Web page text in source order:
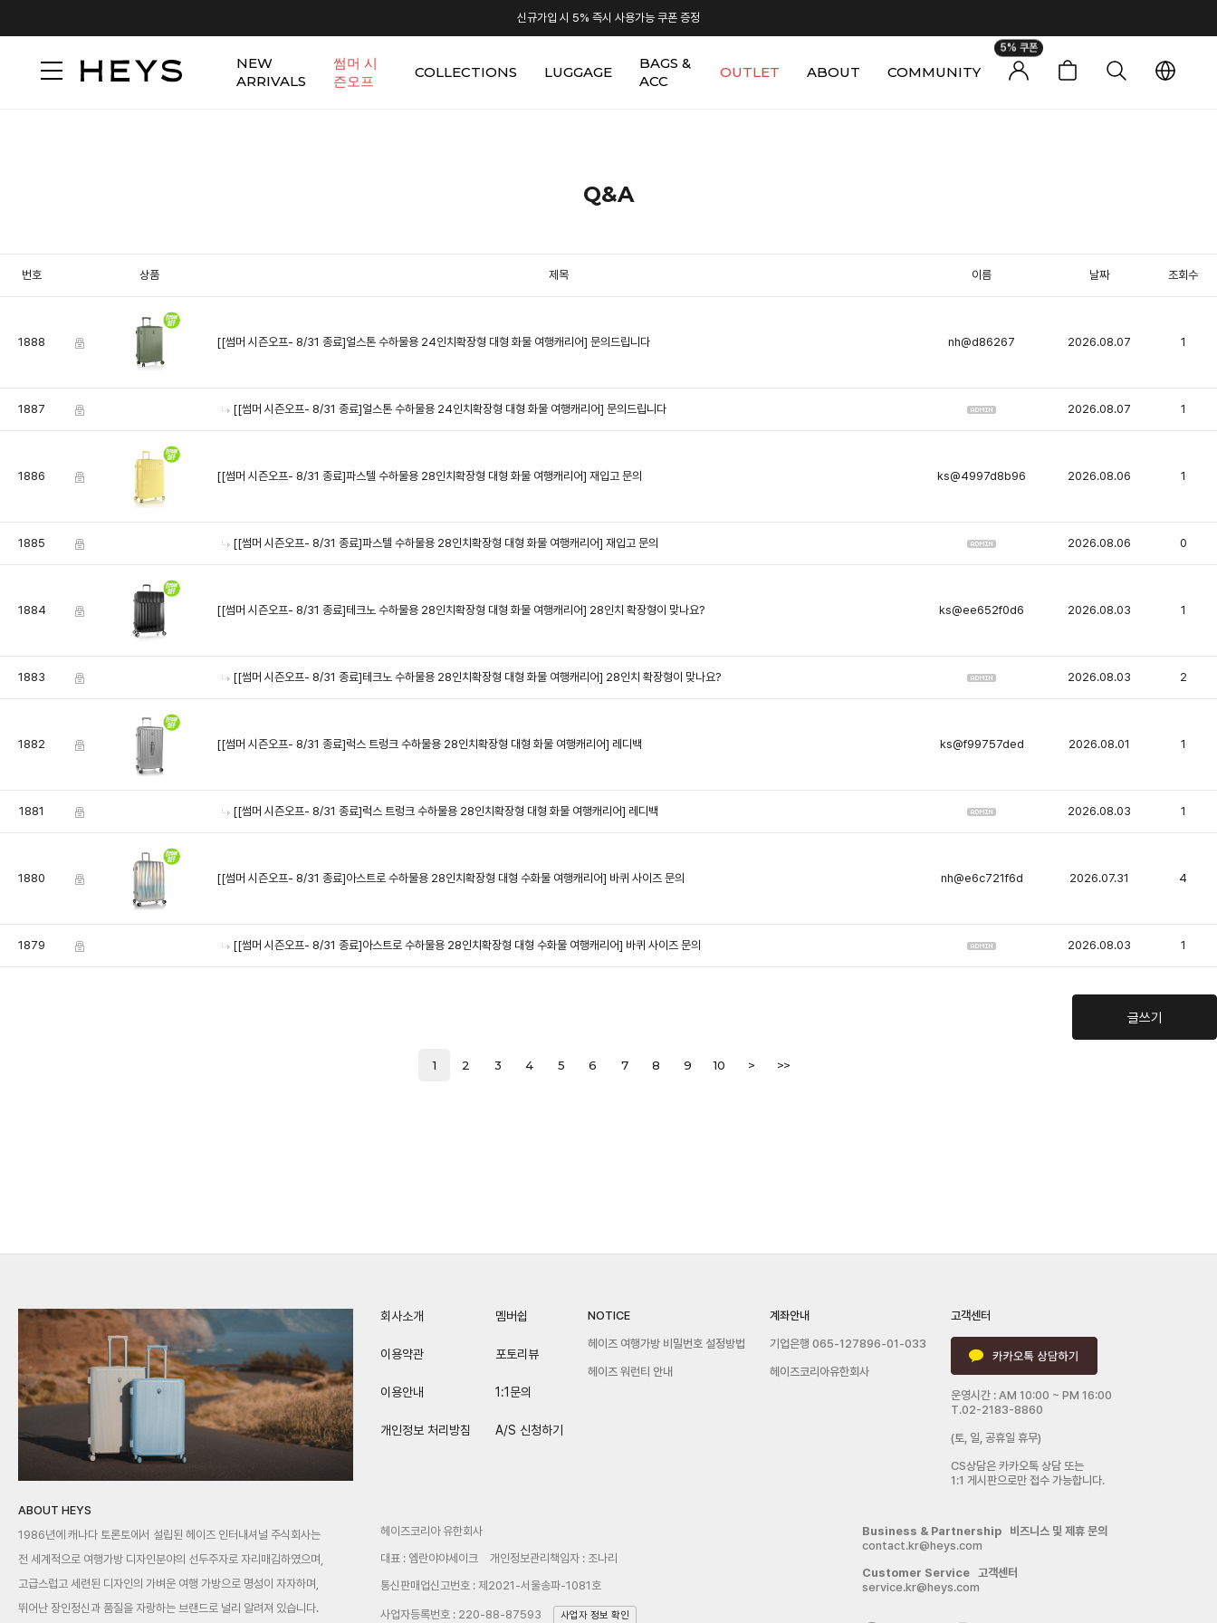
신규가입 시 5% 즉시 사용가능 쿠폰 증정
NEW
ARRIVALS
썸머 시
즌오프
COLLECTIONS LUGGAGE
BAGS &
ACC
OUTLET ABOUT COMMUNITY
5% 쿠폰
Q&A
번호 상품 제목 이름 날짜 조회수
1888 [[썸머 시즌오프- 8/31 종료]얼스톤 수하물용 24인치확장형 대형 화물 여행캐리어] 문의드립니다 nh@d86267 2026.08.07 1
1887 [[썸머 시즌오프- 8/31 종료]얼스톤 수하물용 24인치확장형 대형 화물 여행캐리어] 문의드립니다 2026.08.07 1
1886 [[썸머 시즌오프- 8/31 종료]파스텔 수하물용 28인치확장형 대형 화물 여행캐리어] 재입고 문의 ks@4997d8b96 2026.08.06 1
1885 [[썸머 시즌오프- 8/31 종료]파스텔 수하물용 28인치확장형 대형 화물 여행캐리어] 재입고 문의 2026.08.06 0
1884 [[썸머 시즌오프- 8/31 종료]테크노 수하물용 28인치확장형 대형 화물 여행캐리어] 28인치 확장형이 맞나요? ks@ee652f0d6 2026.08.03 1
1883 [[썸머 시즌오프- 8/31 종료]테크노 수하물용 28인치확장형 대형 화물 여행캐리어] 28인치 확장형이 맞나요? 2026.08.03 2
1882 [[썸머 시즌오프- 8/31 종료]럭스 트렁크 수하물용 28인치확장형 대형 화물 여행캐리어] 레디백 ks@f99757ded 2026.08.01 1
1881 [[썸머 시즌오프- 8/31 종료]럭스 트렁크 수하물용 28인치확장형 대형 화물 여행캐리어] 레디백 2026.08.03 1
1880 [[썸머 시즌오프- 8/31 종료]아스트로 수하물용 28인치확장형 대형 수화물 여행캐리어] 바퀴 사이즈 문의 nh@e6c721f6d 2026.07.31 4
1879 [[썸머 시즌오프- 8/31 종료]아스트로 수하물용 28인치확장형 대형 수화물 여행캐리어] 바퀴 사이즈 문의 2026.08.03 1
글쓰기
1 2 3 4 5 6 7 8 9 10 > >>
ABOUT HEYS
1986년에 캐나다 토론토에서 설립된 헤이즈 인터내셔널 주식회사는
전 세계적으로 여행가방 디자인분야의 선두주자로 자리매김하였으며,
고급스럽고 세련된 디자인의 가벼운 여행 가방으로 명성이 자자하며,
뛰어난 장인정신과 품질을 자랑하는 브랜드로 널리 알려져 있습니다.
회사소개
이용약관
이용안내
개인정보 처리방침
멤버쉽
포토리뷰
1:1문의
A/S 신청하기
NOTICE
헤이즈 여행가방 비밀번호 설정방법
헤이즈 워런티 안내
계좌안내
기업은행 065-127896-01-033
헤이즈코리아유한회사
고객센터
운영시간 : AM 10:00 ~ PM 16:00
T.02-2183-8860
(토, 일, 공휴일 휴무)
CS상담은 카카오톡 상담 또는
1:1 게시판으로만 접수 가능합니다.
헤이즈코리아 유한회사
대표 : 엠란야야세이크
개인정보관리책임자 : 조나리
통신판매업신고번호 : 제2021-서울송파-1081호
사업자등록번호 : 220-88-87593 사업자 정보 확인
Business & Partnership 비즈니스 및 제휴 문의
contact.kr@heys.com
Customer Service 고객센터
service.kr@heys.com